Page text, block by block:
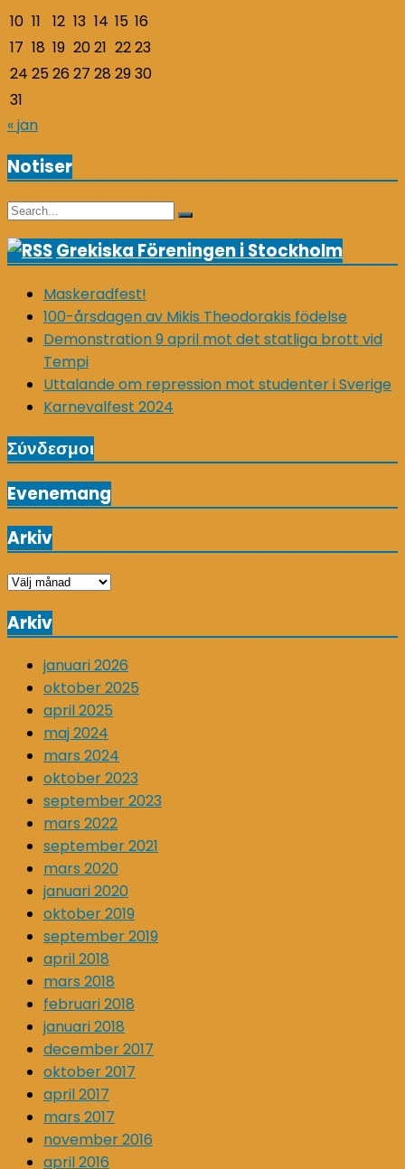
10 11 12 13 14 15 16
17 18 19 2021 2223
24 2526 27 28 2930
31
« jan
Notiser
Search
Search
Grekiska Föreningen i Stockholm
Maskeradfest!
100-årsdagen av Mikis Theodorakis födelse
Demonstration 9 april mot det statliga brott vid
Tempi
Uttalande om repression mot studenter i Sverige
Karnevalfest 2024
Σύνδεσμοι
Evenemang
Arkiv
Arkiv
Arkiv
januari 2026
oktober 2025
april 2025
maj 2024
mars 2024
oktober 2023
september 2023
mars 2022
september 2021
mars 2020
januari 2020
oktober 2019
september 2019
april 2018
mars 2018
februari 2018
januari 2018
december 2017
oktober 2017
april 2017
mars 2017
november 2016
april 2016